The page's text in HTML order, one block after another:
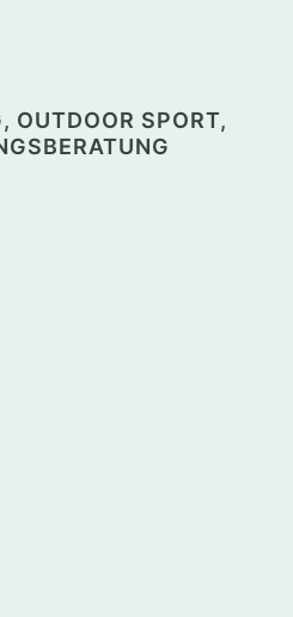
OUTDOOR SPORT,